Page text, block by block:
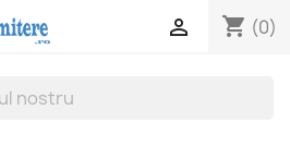
shopping_cart (0)
